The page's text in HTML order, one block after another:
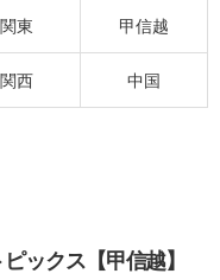
関東 甲信越
関西 中国
ックス【甲信越】